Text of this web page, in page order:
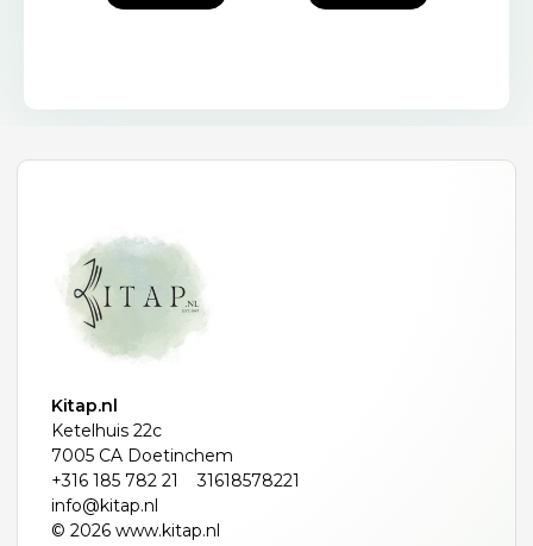
Kitap.nl
Ketelhuis 22c
7005 CA Doetinchem
+316 185 782 21
31618578221
info@kitap.nl
© 2026 www.kitap.nl